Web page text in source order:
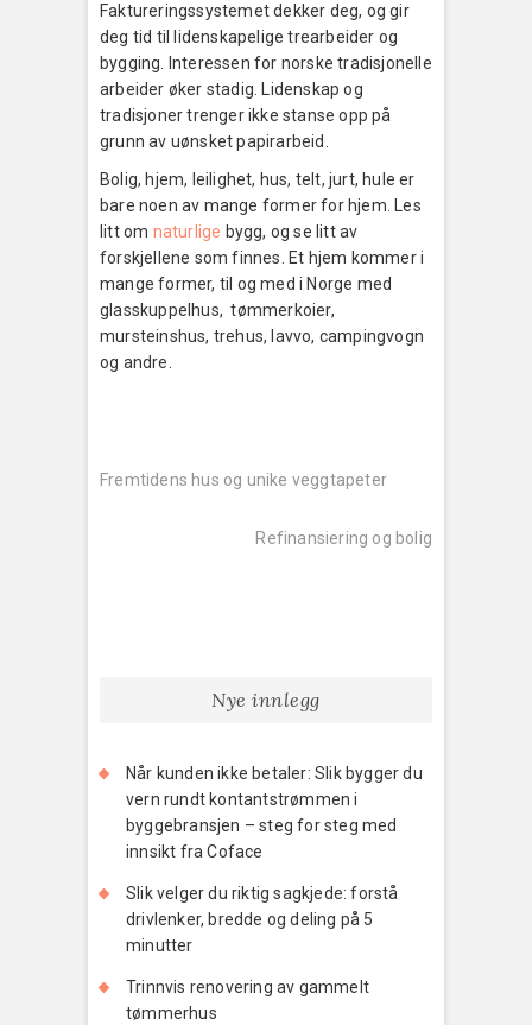
Faktureringssystemet dekker deg, og gir
deg tid til lidenskapelige trearbeider og
bygging. Interessen for norske tradisjonelle
arbeider øker stadig. Lidenskap og
tradisjoner trenger ikke stanse opp på
grunn av uønsket papirarbeid.
Bolig, hjem, leilighet, hus, telt, jurt, hule er
bare noen av mange former for hjem. Les
litt om naturlige bygg, og se litt av
forskjellene som finnes. Et hjem kommer i
mange former, til og med i Norge med
glasskuppelhus, tømmerkoier,
mursteinshus, trehus, lavvo, campingvogn
og andre.
post:
Fremtidens hus og unike veggtapeter
post:
Refinansiering og bolig
Nye innlegg
Når kunden ikke betaler: Slik bygger du
vern rundt kontantstrømmen i
byggebransjen – steg for steg med
innsikt fra Coface
Slik velger du riktig sagkjede: forstå
drivlenker, bredde og deling på 5
minutter
Trinnvis renovering av gammelt
tømmerhus